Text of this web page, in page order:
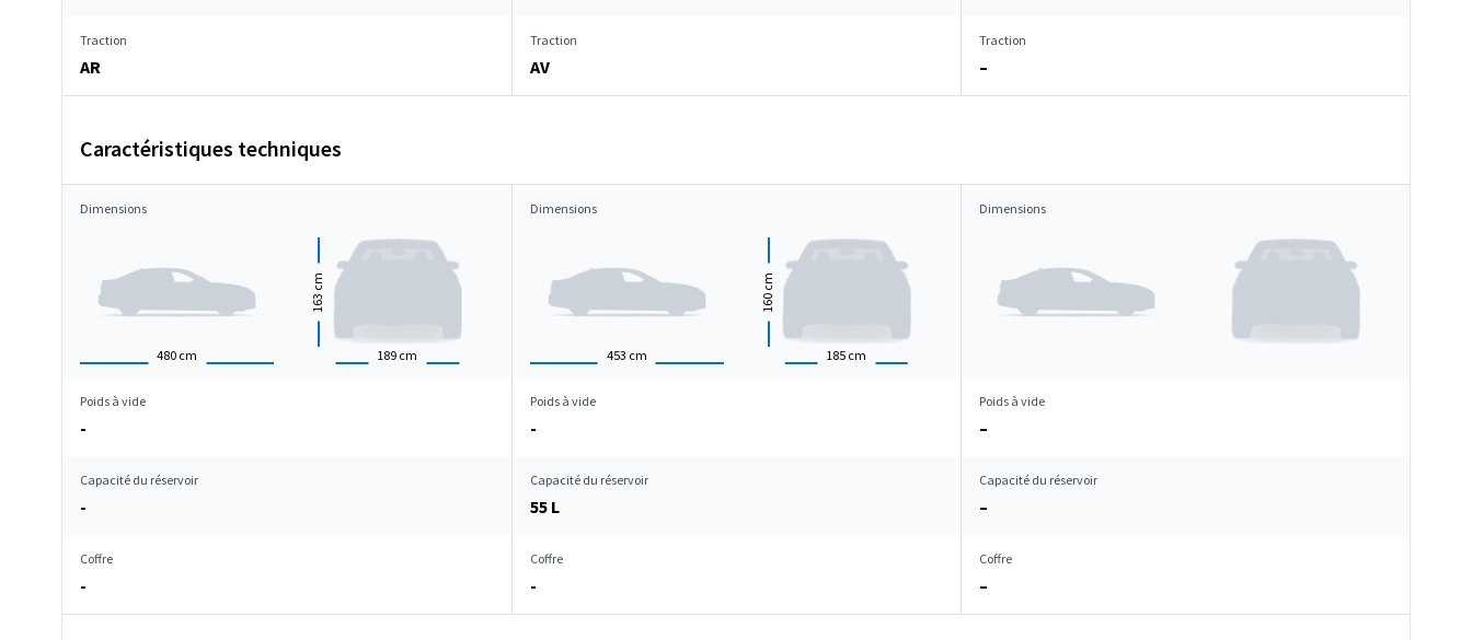
Traction
AR
Traction
AV
Traction
–
Caractéristiques techniques
Dimensions
480 cm 189 cm
163
cm
Dimensions
453 cm 185 cm
160
cm
Dimensions
Poids à vide
-
Poids à vide
-
Poids à vide
–
Capacité du réservoir
-
Capacité du réservoir
55 L
Capacité du réservoir
–
Coffre
-
Coffre
-
Coffre
–